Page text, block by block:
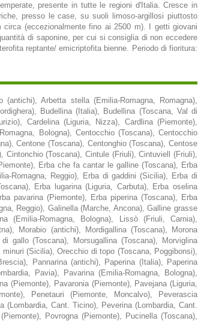
presente in tutte le regioni d'Italia. Cresce in
presso le case, su suoli limoso-argillosi piuttosto
(eccezionalmente fino ai 2500 m). I getti giovani
di saponine, per cui si consiglia di non eccedere
reptante/ emicriptofita bienne. Periodo di fioritura:
Arbetta stella (Emilia-Romagna, Romagna),
Budellina (Italia), Budellina (Toscana, Val di
Cardelina (Liguria, Nizza), Cardlina (Piemonte),
Bologna), Centocchio (Toscana), Centocchio
Centone (Toscana), Centonghio (Toscana), Centose
(Toscana), Cintule (Friuli), Cintuviell (Friuli),
Erba che fa cantar le galline (Toscana), Erba
Romagna, Reggio), Erba di gaddini (Sicilia), Erba di
Erba lugarina (Liguria, Carbuta), Erba oselina
pavarina (Piemonte), Erba piperina (Toscana), Erba
Reggio), Galinella (Marche, Ancona), Galline grasse
(Emilia-Romagna, Bologna), Lissò (Friuli, Carnia),
Morabio (antichi), Mordigallina (Toscana), Morona
gallo (Toscana), Morsugallina (Toscana), Morviglina
(Sicilia), Orecchio di topo (Toscana, Poggibonsi),
Pannarina (antichi), Paperina (Italia), Paperina
Pavia), Pavarina (Emilia-Romagna, Bologna),
(Piemonte), Pavaronia (Piemonte), Pavejana (Liguria,
Penetauri (Piemonte, Moncalvo), Peverascia
(Lombardia, Cant. Ticino), Peverina (Lombardia, Cant.
Povrogna (Piemonte), Pucinella (Toscana),